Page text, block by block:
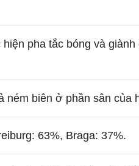
pha tắc bóng và
ném biên ở phần sân của
63%, Braga: 37%.